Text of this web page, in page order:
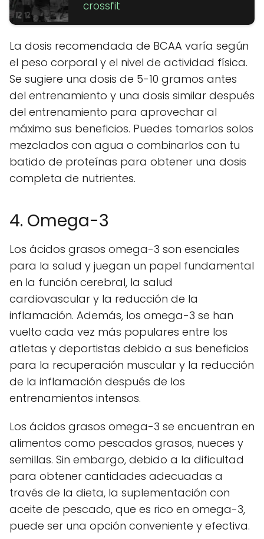
crossfit
La dosis recomendada de BCAA varía según
el peso corporal y el nivel de actividad física.
Se sugiere una dosis de 5-10 gramos antes
del entrenamiento y una dosis similar después
del entrenamiento para aprovechar al
máximo sus beneficios. Puedes tomarlos solos
mezclados con agua o combinarlos con tu
batido de proteínas para obtener una dosis
completa de nutrientes.
4. Omega-3
Los ácidos grasos omega-3 son esenciales
para la salud y juegan un papel fundamental
en la función cerebral, la salud
cardiovascular y la reducción de la
inflamación. Además, los omega-3 se han
vuelto cada vez más populares entre los
atletas y deportistas debido a sus beneficios
para la recuperación muscular y la reducción
de la inflamación después de los
entrenamientos intensos.
Los ácidos grasos omega-3 se encuentran en
alimentos como pescados grasos, nueces y
semillas. Sin embargo, debido a la dificultad
para obtener cantidades adecuadas a
través de la dieta, la suplementación con
aceite de pescado, que es rico en omega-3,
puede ser una opción conveniente y efectiva.